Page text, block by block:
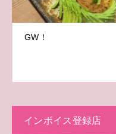
GW！
インボイス登録店